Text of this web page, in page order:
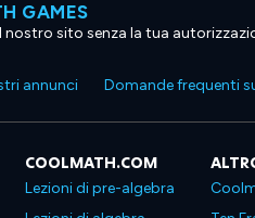
GAMES
sito senza la tua
annunci Domande frequenti
COOLMATH.COM
Lezioni di pre-algebra